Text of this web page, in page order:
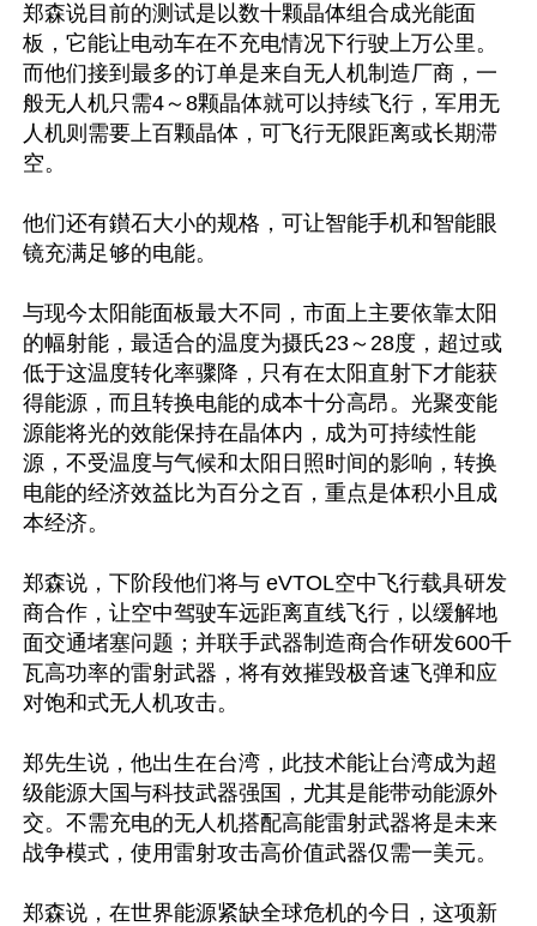
郑森说目前的测试是以数十颗晶体组合成光能面
板，它能让电动车在不充电情况下行驶上万公里。
而他们接到最多的订单是来自无人机制造厂商，一
般无人机只需4～8颗晶体就可以持续飞行，军用无
人机则需要上百颗晶体，可飞行无限距离或长期滞
空。
他们还有鑚石大小的规格，可让智能手机和智能眼
镜充满足够的电能。
与现今太阳能面板最大不同，市面上主要依靠太阳
的幅射能，最适合的温度为摄氏23～28度，超过或
低于这温度转化率骤降，只有在太阳直射下才能获
得能源，而且转换电能的成本十分高昂。光聚变能
源能将光的效能保持在晶体内，成为可持续性能
源，不受温度与气候和太阳日照时间的影响，转换
电能的经济效益比为百分之百，重点是体积小且成
本经济。
郑森说，下阶段他们将与 eVTOL空中飞行载具研发
商合作，让空中驾驶车远距离直线飞行，以缓解地
面交通堵塞问题；并联手武器制造商合作研发600千
瓦高功率的雷射武器，将有效摧毁极音速飞弹和应
对饱和式无人机攻击。
郑先生说，他出生在台湾，此技术能让台湾成为超
级能源大国与科技武器强国，尤其是能带动能源外
交。不需充电的无人机搭配高能雷射武器将是未来
战争模式，使用雷射攻击高价值武器仅需一美元。
郑森说，在世界能源紧缺全球危机的今日，这项新